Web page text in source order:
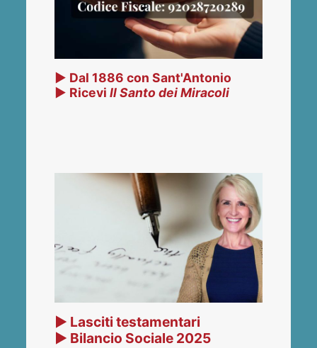
▶ Dal 1886 con Sant'Antonio
▶ RiceviIl Santo dei Miracoli
▶ Lasciti testamentari
▶ Bilancio Sociale 2025